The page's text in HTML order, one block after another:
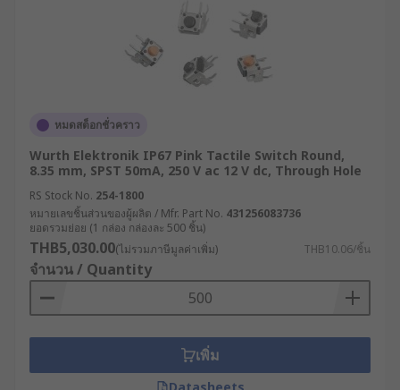
หมดสต็อกชั่วคราว
Wurth Elektronik IP67 Pink Tactile Switch Round,
8.35 mm, SPST 50mA, 250 V ac 12 V dc, Through Hole
RS Stock No. 254-1800
หมายเลขชิ้นส่วนของผู้ผลิต / Mfr. Part No. 431256083736
ยอดรวมย่อย (1 กล่อง กล่องละ 500 ชิ้น)
THB5,030.00(ไม่รวมภาษีมูลค่าเพิ่ม) THB10.06/ชิ้น
จำนวน / Quantity
เพิ่ม